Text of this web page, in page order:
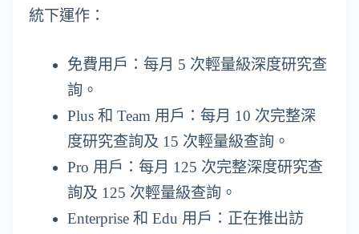
統下運作：
免費用戶：每月 5 次輕量級深度研究查
詢。
Plus 和 Team 用戶：每月 10 次完整深
度研究查詢及 15 次輕量級查詢。
Pro 用戶：每月 125 次完整深度研究查
詢及 125 次輕量級查詢。
Enterprise 和 Edu 用戶：正在推出訪